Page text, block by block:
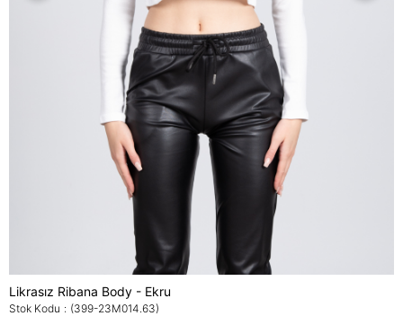
Likrasız Ribana Body - Ekru
Stok Kodu (399-23M014.63)